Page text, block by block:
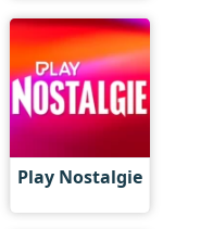
Play Nostalgie